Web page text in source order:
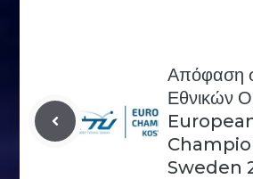
Απόφαση
Εθνικών
Sweden